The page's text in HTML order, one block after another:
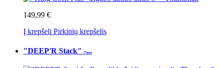
149,99 €
Į krepšelį Pirkinių krepšelis
"DEEP'R Stack" -...